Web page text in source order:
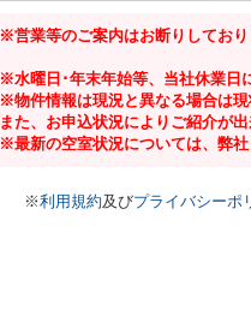
※営業等のご案内はお断りしており
※水曜日･年末年始等、当社休業日
※物件情報は現況と異なる場合は現
また、お申込状況によりご紹介が
※最新の空室状況については、弊
※利用規約及びプライバシーポ